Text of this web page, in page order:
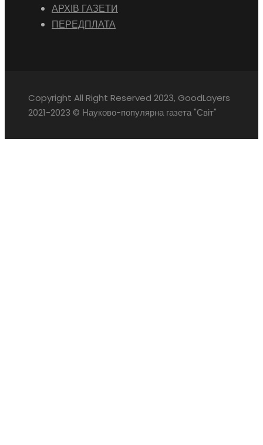
АРХІВ ГАЗЕТИ
ПЕРЕДПЛАТА
Copyright All Right Reserved 2023, GoodLayers
2021-2023 © Науково-популярна газета "Світ"